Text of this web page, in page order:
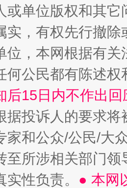
艺术幻境
或单位版权和其它
实，有权先行撤
位，本网根据有
何公民都有陈述
后15日内不作出
据投诉人的要求将
家和公众/公民/大
至所涉相关部门
性负责。 ● 本网